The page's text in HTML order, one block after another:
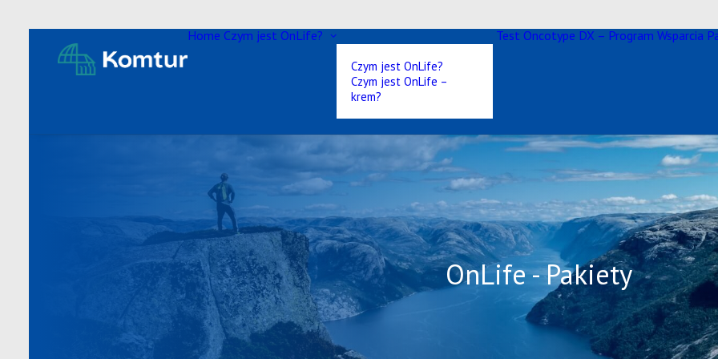
Home Czym jest OnLife?
Czym jest OnLife?
Czym jest OnLife –
krem?
Test Oncotype DX – Program Wsparcia
OnLife - Pakiety